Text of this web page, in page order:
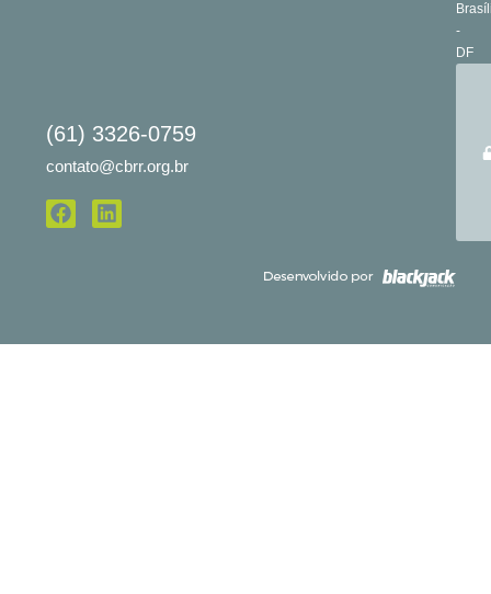
(61) 3326-0759
contato@cbrr.org.br
-
DF